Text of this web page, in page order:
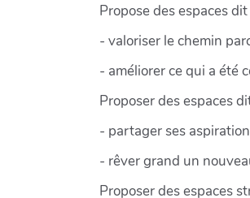
Propose des espaces
- valoriser le chemin
- améliorer ce qui a été
Proposer des espaces
- partager ses
- rêver grand un
Proposer des espaces